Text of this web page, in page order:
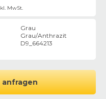
MwSt.
Grau
Grau/Anthrazit
D9_664213
anfragen